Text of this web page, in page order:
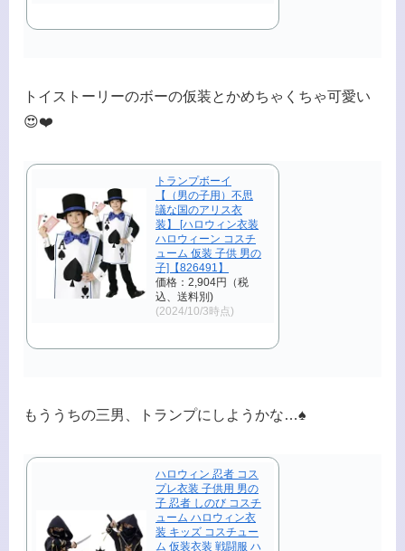
トイストーリーのボーの仮装とかめちゃくちゃ可愛い
😍❤️
トランプボーイ
【（男の子用）不思
議な国のアリス衣
装】 [ハロウィン衣装
ハロウィーン コスチ
ューム 仮装 子供 男の
子]【826491】
価格：2,904円（税
込、送料別)
(2024/10/3時点)
もううちの三男、トランプにしようかな…♠️
ハロウィン 忍者 コス
プレ衣装 子供用 男の
子 忍者 しのび コスチ
ューム ハロウィン衣
装 キッズ コスチュー
ム 仮装衣装 戦闘服 ハ